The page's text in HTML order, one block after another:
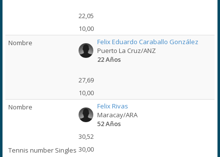
22,05
10,00
Felix Eduardo Caraballo González
Puerto La Cruz/ANZ
22 Años
27,69
10,00
Felix Rivas
Maracay/ARA
52 Años
30,52
30,00